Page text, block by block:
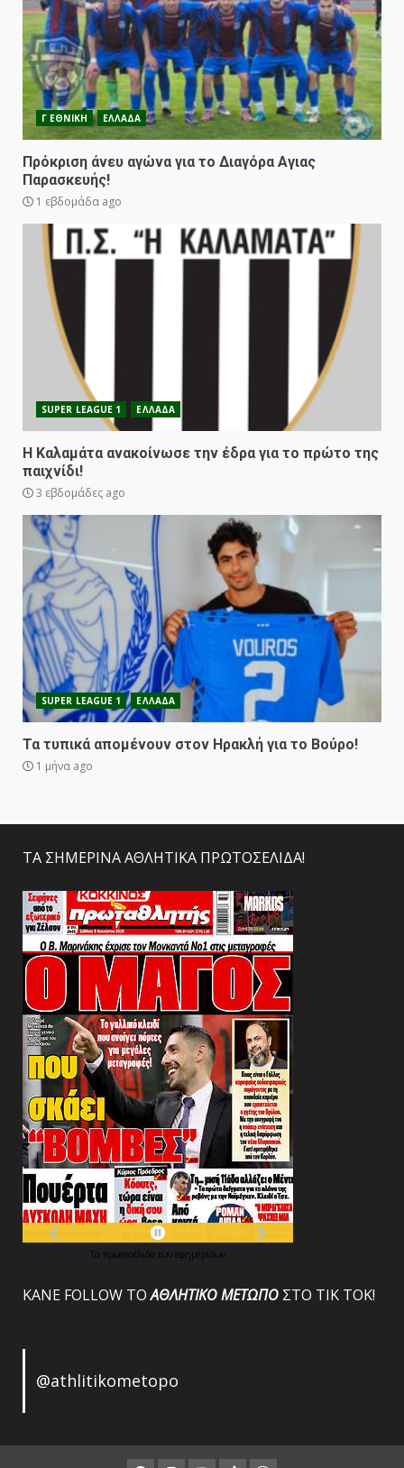
Γ ΕΘΝΙΚΗ ΕΛΛΑΔΑ
Πρόκριση άνευ αγώνα για το Διαγόρα Αγιας
Παρασκευής!
1 εβδομάδα ago
SUPER LEAGUE 1 ΕΛΛΑΔΑ
Η Καλαμάτα ανακοίνωσε την έδρα για το πρώτο της
παιχνίδι!
3 εβδομάδες ago
SUPER LEAGUE 1 ΕΛΛΑΔΑ
Τα τυπικά απομένουν στον Ηρακλή για το Βούρο!
1 μήνα ago
ΤΑ ΣΗΜΕΡΙΝΑ ΑΘΛΗΤΙΚΑ ΠΡΩΤΟΣΕΛΙΔΑ!
Τα πρωτοσέλιδα των εφημερίδων
ΚΑΝΕ FOLLOW ΤΟΑΘΛΗΤΙΚΟΜΕΤΩΠΟ ΣΤΟ ΤΙΚ ΤΟΚ!
@athlitikometopo